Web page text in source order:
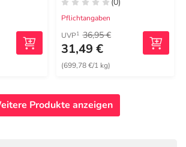
Pflichtangaben
UVP1 36,95 €
31,49 €
(699,78 €/1 kg)
Produkte anzeigen